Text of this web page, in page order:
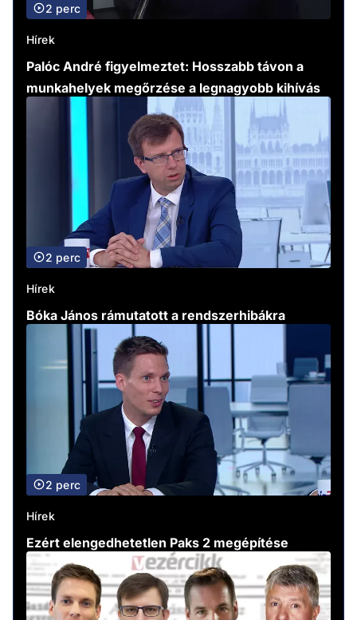
2 perc
Hírek
Palóc André figyelmeztet: Hosszabb távon a
munkahelyek megőrzése a legnagyobb kihívás
2 perc
Hírek
Bóka János rámutatott a rendszerhibákra
2 perc
Hírek
Ezért elengedhetetlen Paks 2 megépítése